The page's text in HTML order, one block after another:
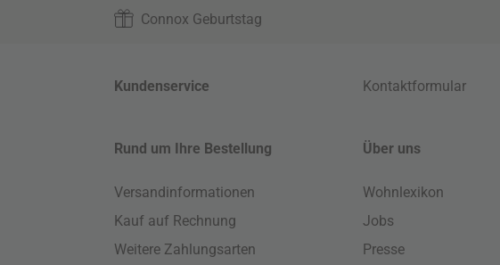
Connox Geburtstag
Kundenservice Kontaktformular
Rund um Ihre Bestellung
Versandinformationen
Kauf auf Rechnung
Weitere Zahlungsarten
Über uns
Wohnlexikon
Jobs
Presse